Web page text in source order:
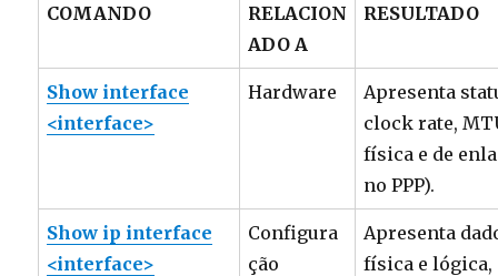
COMANDO
RELACION
ADO A
RESULTADO
Show interface
<interface>
Hardware
Apresenta
clock rate,
física e de
no PPP).
Show ip interface
<interface>
Configura
ção
Apresenta
física e lógica,